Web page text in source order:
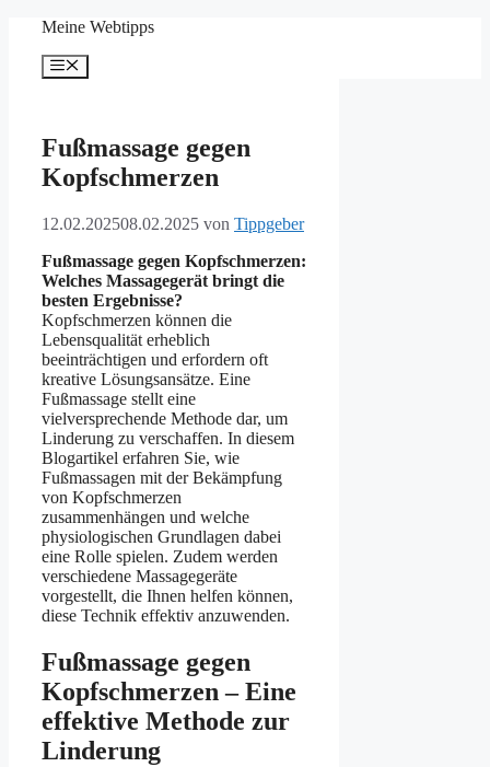
springen
Meine Webtipps
Menü
Fußmassage gegen
Kopfschmerzen
12.02.202508.02.2025 von Tippgeber
Fußmassage gegen Kopfschmerzen:
Welches Massagegerät bringt die
besten Ergebnisse?
Kopfschmerzen können die
Lebensqualität erheblich
beeinträchtigen und erfordern oft
kreative Lösungsansätze. Eine
Fußmassage stellt eine
vielversprechende Methode dar, um
Linderung zu verschaffen. In diesem
Blogartikel erfahren Sie, wie
Fußmassagen mit der Bekämpfung
von Kopfschmerzen
zusammenhängen und welche
physiologischen Grundlagen dabei
eine Rolle spielen. Zudem werden
verschiedene Massagegeräte
vorgestellt, die Ihnen helfen können,
diese Technik effektiv anzuwenden.
Fußmassage gegen
Kopfschmerzen – Eine
effektive Methode zur
Linderung